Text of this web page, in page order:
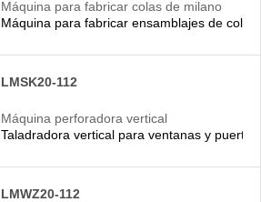
Máquina para fabricar colas de milano
Máquina para fabricar ensamblajes de cola
LMSK20-112
Máquina perforadora vertical
Taladradora vertical para ventanas y
LMWZ20-112